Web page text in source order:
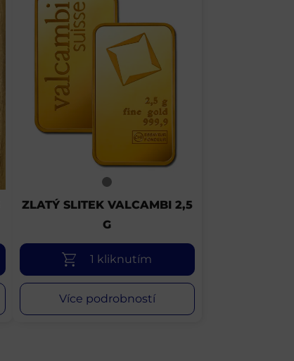
ZLATÝ SLITEK VALCAMBI 2,5
G
1 kliknutím
Více podrobností